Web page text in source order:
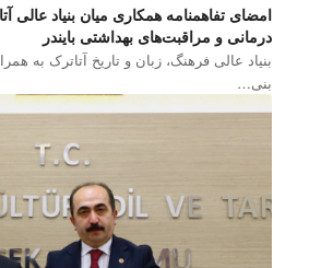
امضای تفاهمنامه همکاری میان بنیاد
درمانی و مراقبت‌های بهداشتی بایندر
بنیاد عالی فرهنگ، زبان و تاریخ آتاترک به
بنی…